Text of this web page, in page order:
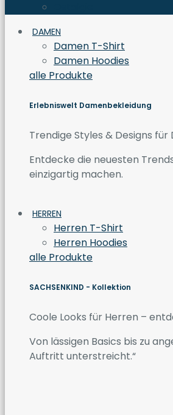
DAMEN
Damen T-Shirt
Damen Hoodies
alle Produkte
Erlebniswelt Damenbekleidung
Trendige Styles & Designs
Entdecke die neuesten
einzigartig machen.
HERREN
Herren T-Shirt
Herren Hoodies
alle Produkte
SACHSENKIND - Kollektion
Coole Looks für Herren –
Von lässigen Basics bis zu
Auftritt unterstreicht.“